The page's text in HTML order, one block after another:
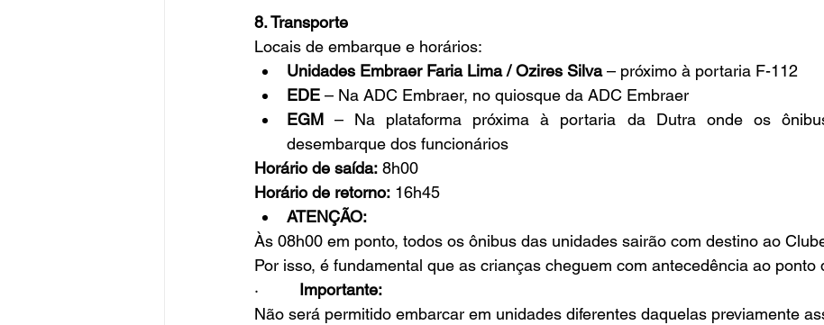
8. Transporte
Locais de embarque e horários:
Unidades Embraer Faria Lima / Ozires Silva – próximo à portaria F-112
EDE – Na ADC Embraer, no quiosque da ADC Embraer
EGM – Na plataforma próxima à portaria da Dutra onde os
desembarque dos funcionários
Horário de saída: 8h00
Horário de retorno: 16h45
ATENÇÃO:
Às 08h00 em ponto, todos os ônibus das unidades sairão com destino ao
Por isso, é fundamental que as crianças cheguem com antecedência ao ponto
· Importante:
Não será permitido embarcar em unidades diferentes daquelas previamente